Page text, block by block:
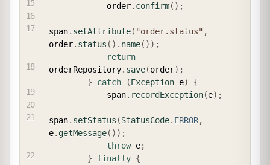
            order
. confirm( ) ;
span. setAttribute( "order.status" ,
order. status ( ) . name( ) ) ;
return
orderRepository. save(order) ;
}
catch (Exception e)
{
            span
. recordException(e) ;
span. setStatus (StatusCode. ERROR,
e. getMessage( ) ) ;
throw e;
}
finally {